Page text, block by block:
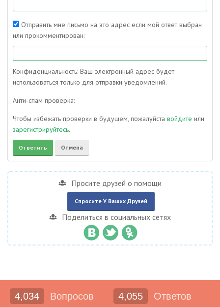
Отправить мне письмо на это адрес если мой ответ выбран
или прокомментирован:
Конфиденциальность: Ваш электронный адрес будет
использоваться только для отправки уведомлений.
Анти-спам проверка:
Чтобы избежать проверки в будущем, пожалуйста войдите или
зарегистрируйтесь.
Просите друзей о помощи
Спросите У Ваших Друзей
Поделиться в социальных сетях
4,034 Вопросов 4,055 Ответов